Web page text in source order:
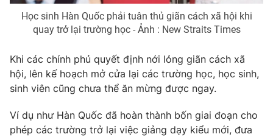
Học sinh Hàn Quốc phải tuân thủ giãn cách xã hội khi
quay trở lại trường học - Ảnh : New Straits Times
Khi các chính phủ quyết định nới lỏng giãn cách xã
hội, lên kế hoạch mở cửa lại các trường học, học sinh,
sinh viên cũng chưa thể ăn mừng được ngay.
Ví dụ như Hàn Quốc đã hoàn thành bốn giai đoạn cho
phép các trường trở lại việc giảng dạy kiểu mới, đưa